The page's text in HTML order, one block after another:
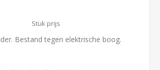
Stuk prijs
Bestand tegen elektrische boog.